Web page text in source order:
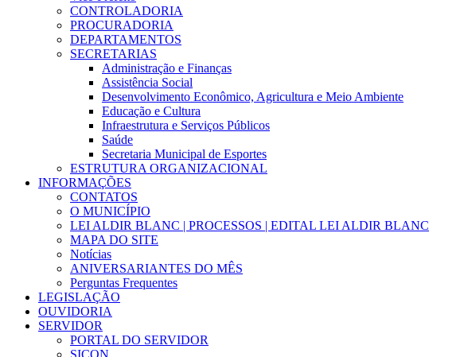
CONTROLADORIA
PROCURADORIA
DEPARTAMENTOS
SECRETARIAS
Administração e Finanças
Assistência Social
Desenvolvimento Econômico, Agricultura e Meio Ambiente
Educação e Cultura
Infraestrutura e Serviços Públicos
Saúde
Secretaria Municipal de Esportes
ESTRUTURA ORGANIZACIONAL
INFORMAÇÕES
CONTATOS
O MUNICÍPIO
LEI ALDIR BLANC | PROCESSOS | EDITAL LEI ALDIR BLANC
MAPA DO SITE
Notícias
ANIVERSARIANTES DO MÊS
Perguntas Frequentes
LEGISLAÇÃO
OUVIDORIA
SERVIDOR
PORTAL DO SERVIDOR
SICON